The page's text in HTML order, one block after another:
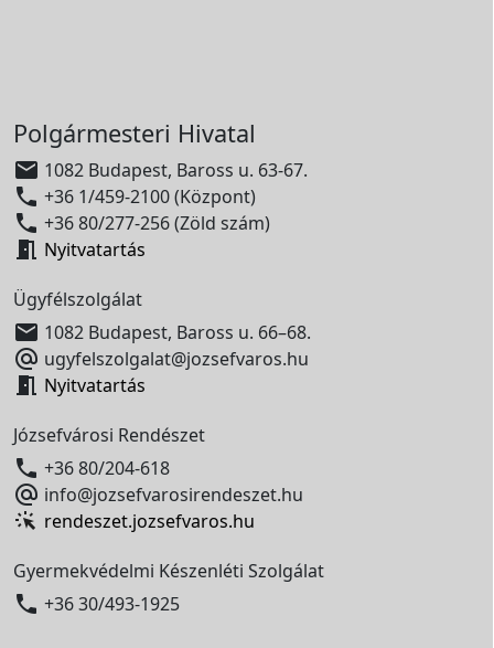
Polgármesteri Hivatal
 1082 Budapest, Baross u. 63-67.
 +36 1/459-2100 (Központ)
 +36 80/277-256 (Zöld szám)
 Nyitvatartás
Ügyfélszolgálat
 1082 Budapest, Baross u. 66–68.
 ugyfelszolgalat@jozsefvaros.hu
 Nyitvatartás
Józsefvárosi Rendészet
 +36 80/204-618
 info@jozsefvarosirendeszet.hu
rendeszet.jozsefvaros.hu
Gyermekvédelmi Készenléti Szolgálat
 +36 30/493-1925